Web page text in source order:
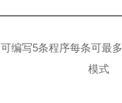
可编写5条程序每条可最
模式